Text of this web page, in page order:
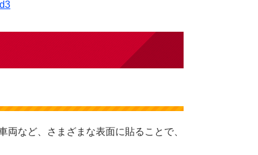
など、さまざまな表面に貼ることで、